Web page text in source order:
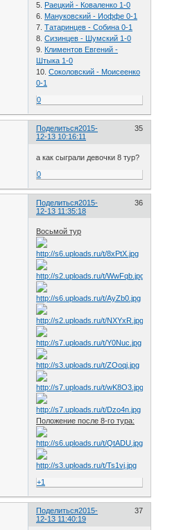
5. Раецкий - Коваленко 1-0
6. Мануковский - Иоффе 0-1
7.Татаринцев - Собина 0-1
8.Сизинцев - Шумский 1-0
9. Климентов Евгений -
Штыка 1-0
10.Соколовский - Моисеенко
0-1
0
Поделиться 35
2015-
12-13 10:16:11
а как сыграли девочки 8 тур?
0
Поделиться 36
2015-
12-13 11:35:18
Восьмой тур
Положение после 8-го тура:
+1
Поделиться 37
2015-
12-13 11:40:19